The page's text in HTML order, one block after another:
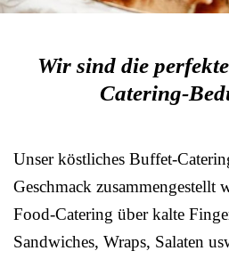
Wir sind die
Catering-
Unser köstliches Buffet-
Geschmack zusammengestellt
Food-Catering über kalte
Sandwiches, Wraps, Salaten